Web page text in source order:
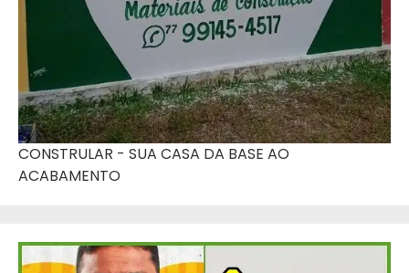
CONSTRULAR - SUA CASA DA BASE AO
ACABAMENTO